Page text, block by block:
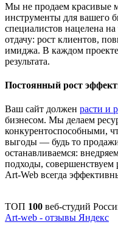
Мы не продаем красивые
инструменты для вашего
специалистов нацелена
отдачу: рост клиентов,
имиджа. В каждом
результата.
Постоянный рост
Ваш сайт должен расти и
бизнесом. Мы делаем
конкурентоспособными,
выгоды — будь то
останавливаемся:
подходы,
Art-Web всегда
ТОП 100 веб-студий
Art-web - отзывы Яндекс